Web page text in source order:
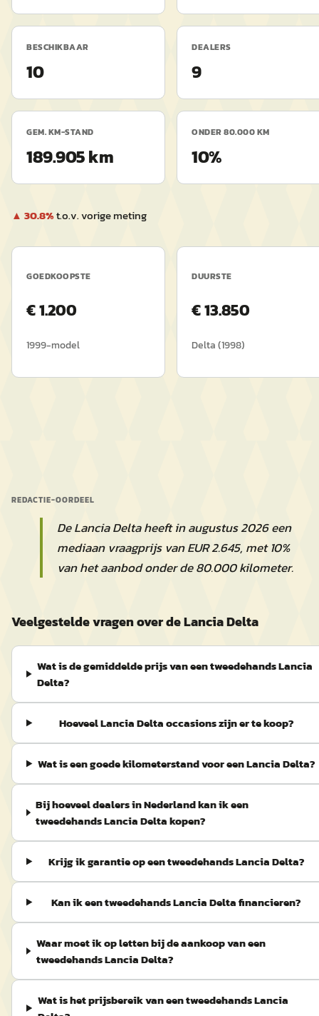
BESCHIKBAAR
10
DEALERS
9
GEM. KM-STAND
189.905 km
ONDER 80.000 KM
10%
▲ 30.8%t.o.v. vorige meting
GOEDKOOPSTE
€1.200
1999-model
DUURSTE
€13.850
Delta(1998)
REDACTIE-OORDEEL
De Lancia Delta heeft in augustus 2026 een
mediaan vraagprijs van EUR 2.645, met 10%
van het aanbod onder de 80.000 kilometer.
Veelgestelde vragen over de Lancia Delta
Wat is de gemiddelde prijs van een tweedehands Lancia
Delta?
Hoeveel Lancia Delta occasions zijn er te koop?
Wat is een goede kilometerstand voor een Lancia Delta?
Bij hoeveel dealers in Nederland kan ik een
tweedehands Lancia Delta kopen?
Krijg ik garantie op een tweedehands Lancia Delta?
Kan ik een tweedehands Lancia Delta financieren?
Waar moet ik op letten bij de aankoop van een
tweedehands Lancia Delta?
Wat is het prijsbereik van een tweedehands Lancia